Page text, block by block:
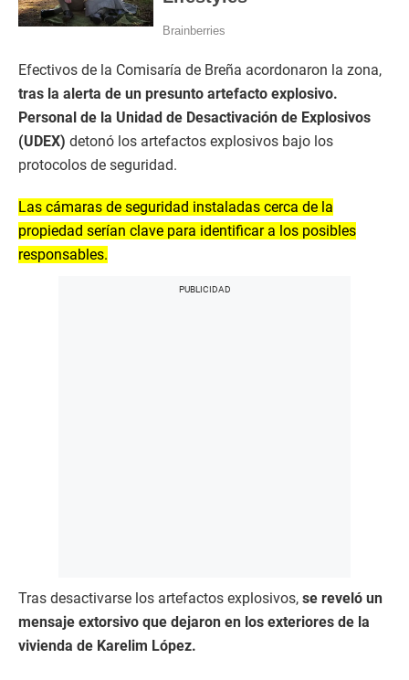
Efectivos de la Comisaría de Breña acordonaron la zona,
tras la alerta de un presunto artefacto explosivo.
Personal de la Unidad de Desactivación de Explosivos
(UDEX) detonó los artefactos explosivos bajo los
protocolos de seguridad.
Las cámaras de seguridad instaladas cerca de la
propiedad serían clave para identificar a los posibles
responsables.
Tras desactivarse los artefactos explosivos, se reveló un
mensaje extorsivo que dejaron en los exteriores de la
vivienda de Karelim López.